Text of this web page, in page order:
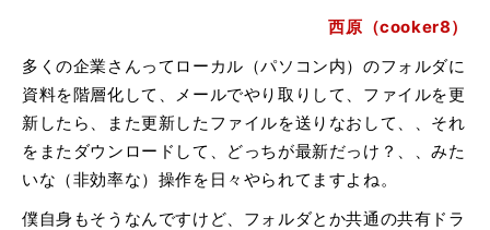
西原（cooker8）
多くの企業さんってローカル（パソコン内）のフォルダに
資料を階層化して、メールでやり取りして、ファイルを更
新したら、また更新したファイルを送りなおして、、それ
をまたダウンロードして、どっちが最新だっけ？、、みた
いな（非効率な）操作を日々やられてますよね。
僕自身もそうなんですけど、フォルダとか共通の共有ドラ